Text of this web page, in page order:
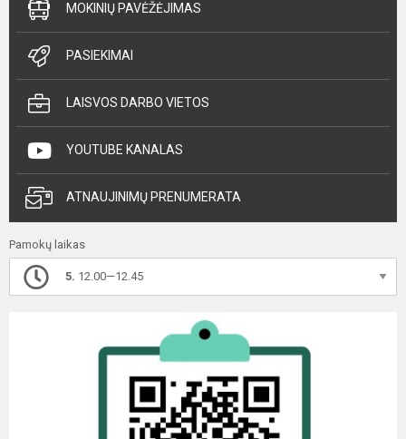
MOKINIŲ PAVĖŽĖJIMAS
PASIEKIMAI
LAISVOS DARBO VIETOS
YOUTUBE KANALAS
ATNAUJINIMŲ PRENUMERATA
Pamokų laikas
5. 12.00—12.45